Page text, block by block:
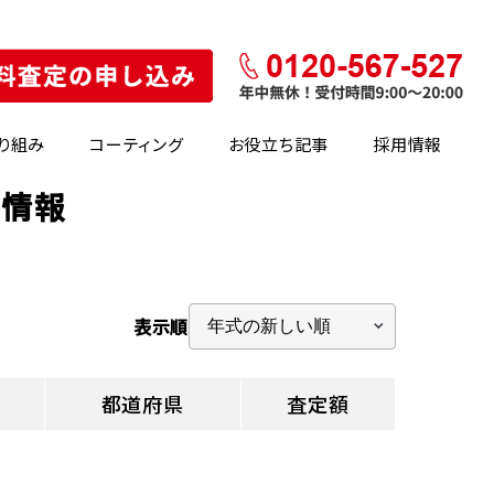
組み コーティング お役立ち記事 採用情報
報
表示順
都道府県 査定額